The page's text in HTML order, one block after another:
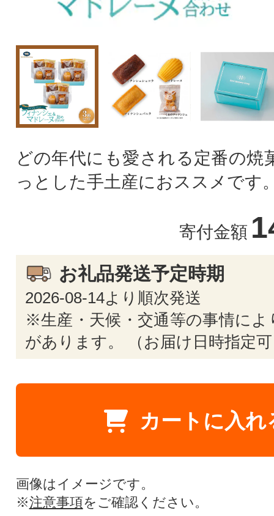
どの年代にも愛される定番の焼
っとした手土産におススメです
寄付金額
お礼品発送予定時期
2026-08-14より順次発送
※生産・天候・交通等の事情によ
があります。 （お届け日時指定
カートに入れ
画像はイメージです。
※注意事項をご確認ください。